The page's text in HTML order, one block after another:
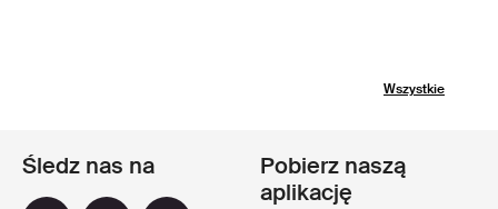
Wszystkie
Śledz nas na
Pobierz naszą
aplikację